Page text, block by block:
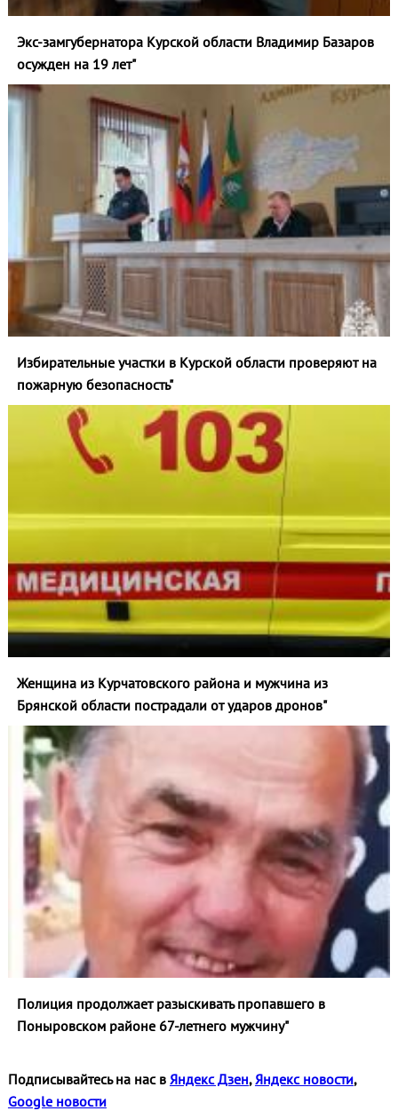
Экс-замгубернатора Курской области Владимир Базаров
осужден на 19 лет"
Избирательные участки в Курской области проверяют на
пожарную безопасность"
Женщина из Курчатовского района и мужчина из
Брянской области пострадали от ударов дронов"
Полиция продолжает разыскивать пропавшего в
Поныровском районе 67-летнего мужчину"
Подписывайтесь на нас в Яндекс Дзен, Яндекс новости,
Google новости